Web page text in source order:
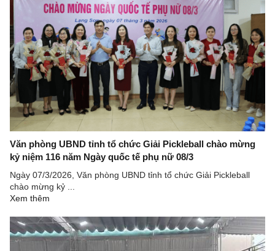
Văn phòng UBND tỉnh tổ chức Giải Pickleball chào mừng
kỷ niệm 116 năm Ngày quốc tế phụ nữ 08/3
Ngày 07/3/2026, Văn phòng UBND tỉnh tổ chức Giải Pickleball
chào mừng kỷ ...
Xem thêm